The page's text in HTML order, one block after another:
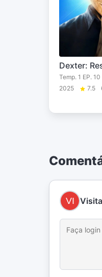
Dexter:
Temp. 1 EP. 10
2025
7.5